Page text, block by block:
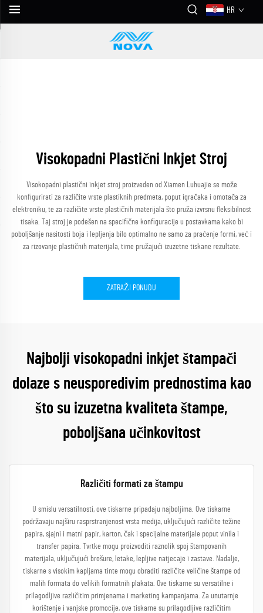
HR
Visokopadni Plastični Inkjet Stroj
Visokopadni plastični inkjet stroj proizveden od Xiamen Luhuajie se može
konfigurirati za različite vrste plastiknih predmeta, poput igračaka i omotača za
elektroniku, te za različite vrste plastičnih materijala što pruža izvrsnu fleksibilnost
tisaka. Taj stroj je podešen na specifične konfiguracije u postavkama kako bi
poboljšanje nasitosti boja i lepljenja bilo optimalno ne samo za praćenje formi, već i
za rizovanje plastičnih materijala, time pružajući izuzetne tiskane rezultate.
ZATRAŽI PONUDU
Najbolji visokopadni inkjet štampači
dolaze s neusporedivim prednostima kao
što su izuzetna kvaliteta štampe,
poboljšana učinkovitost
Različiti formati za štampu
U smislu versatilnosti, ove tiskarne pripadaju najboljima. Ove tiskarne
podržavaju najširu rasprstranjenost vrsta medija, uključujući različite težine
papira, sjajni i matni papir, karton, čak i specijalne materijale poput vinila i
transfer papira. Tvrtke mogu proizvoditi raznolik spoj štampovanih
materijala, uključujući brošure, letake, lepljive natjecaje i zastave. Nadalje,
tiskarne s visokim kapljama tinte mogu obraditi različite veličine štampe od
malih formata do velikih formatnih plakata. Ove tiskarne su versatilne i
prilagodljive različitim primjenama i marketing kampanjama. Za unutarnje
korištenje i vanjske promocije, ove tiskarne su prilagodljive različitim